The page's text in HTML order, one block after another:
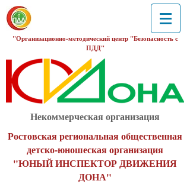
"Организационно-методический центр "Безопасность с
ПДД"
Некоммерческая организация
Ростовская региональная общественная
детско-юношеская организация
"ЮНЫЙ ИНСПЕКТОР ДВИЖЕНИЯ
ДОНА"